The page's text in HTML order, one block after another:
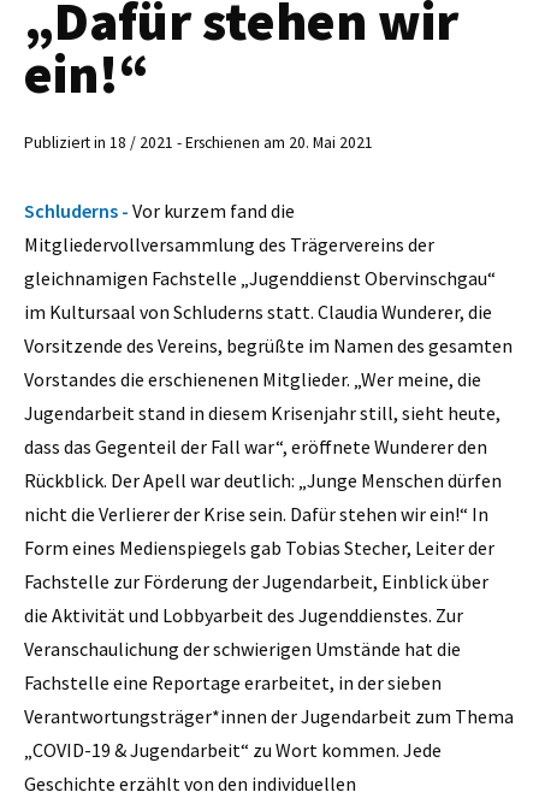
„Dafür stehen wir
ein!“
Publiziert in 18 / 2021 - Erschienen am 20. Mai 2021
Schluderns - Vor kurzem fand die
Mitgliedervollversammlung des Trägervereins der
gleichnamigen Fachstelle „Jugenddienst Obervinschgau“
im Kultursaal von Schluderns statt. Claudia Wunderer, die
Vorsitzende des Vereins, begrüßte im Namen des gesamten
Vorstandes die erschienenen Mitglieder. „Wer meine, die
Jugendarbeit stand in diesem Krisenjahr still, sieht heute,
dass das Gegenteil der Fall war“, eröffnete Wunderer den
Rückblick. Der Apell war deutlich: „Junge Menschen dürfen
nicht die Verlierer der Krise sein. Dafür stehen wir ein!“ In
Form eines Medienspiegels gab Tobias Stecher, Leiter der
Fachstelle zur Förderung der Jugendarbeit, Einblick über
die Aktivität und Lobbyarbeit des Jugenddienstes. Zur
Veranschaulichung der schwierigen Umstände hat die
Fachstelle eine Reportage erarbeitet, in der sieben
Verantwortungsträger*innen der Jugendarbeit zum Thema
„COVID-19 & Jugendarbeit“ zu Wort kommen. Jede
Geschichte erzählt von den individuellen